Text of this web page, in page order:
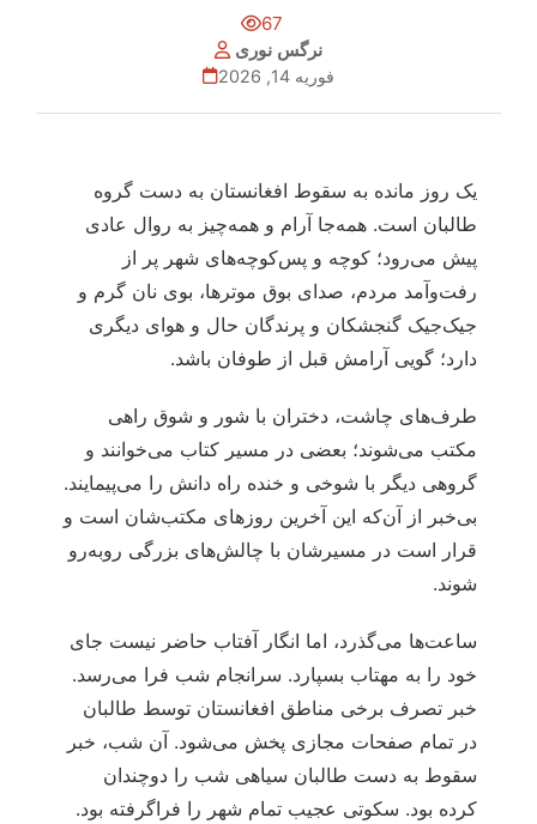
67
نرگس نوری
فوریه 14, 2026
یک روز مانده به سقوط افغانستان به دست گروه
طالبان است. همه‌جا آرام و همه‌چیز به روال عادی
پیش می‌رود؛ کوچه و پس‌کوچه‌های شهر پر از
رفت‌وآمد مردم، صدای بوق موترها، بوی نان گرم و
جیک‌جیک گنجشکان و پرندگان حال و هوای دیگری
دارد؛ گویی آرامش قبل از طوفان باشد.
طرف‌های چاشت، دختران با شور و شوق راهی
مکتب می‌شوند؛ بعضی در مسیر کتاب می‌خوانند و
گروهی دیگر با شوخی و خنده راه دانش را می‌پیمایند.
بی‌خبر از آن‌که این آخرین روزهای مکتب‌شان است و
قرار است در مسیرشان با چالش‌های بزرگی روبه‌رو
شوند.
ساعت‌ها می‌گذرد، اما انگار آفتاب حاضر نیست جای
خود را به مهتاب بسپارد. سرانجام شب فرا می‌رسد.
خبر تصرف برخی مناطق افغانستان توسط طالبان
در تمام صفحات مجازی پخش می‌شود. آن شب، خبر
سقوط به دست طالبان سیاهی شب را دوچندان
کرده بود. سکوتی عجیب تمام شهر را فراگرفته بود.